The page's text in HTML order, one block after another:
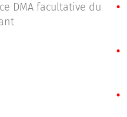
DMA facultative du